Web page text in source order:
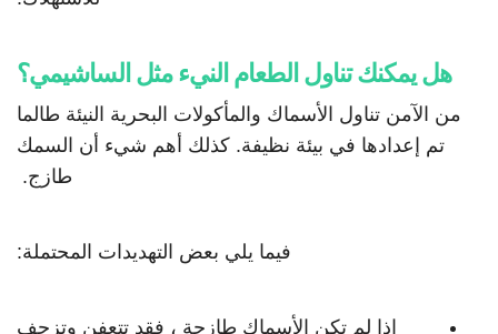
هل يمكنك تناول الطعام النيء مثل الساشيمي؟
من الآمن تناول الأسماك والمأكولات البحرية النيئة طالما
تم إعدادها في بيئة نظيفة. كذلك أهم شيء أن السمك
طازج.
فيما يلي بعض التهديدات المحتملة:
إذا لم تكن الأسماك طازجة ، فقد تتعفن وتزحف